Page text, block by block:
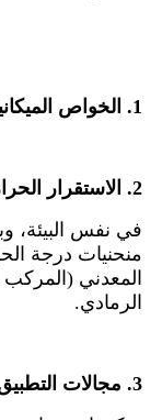
1. الخواص الميكانيكية
2. الاستقرار الحراري، اتجاه تغير درجة الحرارة
منحنيات درجة
المعدني
الرمادي.
3. مجالات التطبيق: